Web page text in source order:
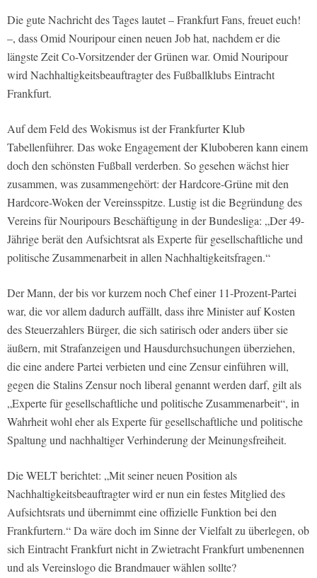
Die gute Nachricht des Tages lautet – Frankfurt Fans, freuet euch!
–, dass Omid Nouripour einen neuen Job hat, nachdem er die
längste Zeit Co-Vorsitzender der Grünen war. Omid Nouripour
wird Nachhaltigkeitsbeauftragter des Fußballklubs Eintracht
Frankfurt.
Auf dem Feld des Wokismus ist der Frankfurter Klub
Tabellenführer. Das woke Engagement der Kluboberen kann einem
doch den schönsten Fußball verderben. So gesehen wächst hier
zusammen, was zusammengehört: der Hardcore-Grüne mit den
Hardcore-Woken der Vereinsspitze. Lustig ist die Begründung des
Vereins für Nouripours Beschäftigung in der Bundesliga: „Der 49-
Jährige berät den Aufsichtsrat als Experte für gesellschaftliche und
politische Zusammenarbeit in allen Nachhaltigkeitsfragen.“
Der Mann, der bis vor kurzem noch Chef einer 11-Prozent-Partei
war, die vor allem dadurch auffällt, dass ihre Minister auf Kosten
des Steuerzahlers Bürger, die sich satirisch oder anders über sie
äußern, mit Strafanzeigen und Hausdurchsuchungen überziehen,
die eine andere Partei verbieten und eine Zensur einführen will,
gegen die Stalins Zensur noch liberal genannt werden darf, gilt als
„Experte für gesellschaftliche und politische Zusammenarbeit“, in
Wahrheit wohl eher als Experte für gesellschaftliche und politische
Spaltung und nachhaltiger Verhinderung der Meinungsfreiheit.
Die WELT berichtet: „Mit seiner neuen Position als
Nachhaltigkeitsbeauftragter wird er nun ein festes Mitglied des
Aufsichtsrats und übernimmt eine offizielle Funktion bei den
Frankfurtern.“ Da wäre doch im Sinne der Vielfalt zu überlegen, ob
sich Eintracht Frankfurt nicht in Zwietracht Frankfurt umbenennen
und als Vereinslogo die Brandmauer wählen sollte?